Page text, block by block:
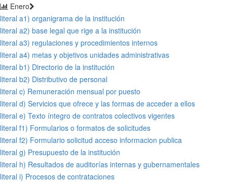
Enero
literal a1) organigrama de la institución
literal a2) base legal que rige a la institución
literal a3) regulaciones y procedimientos internos
literal a4) metas y objetivos unidades administrativas
literal b1) Directorio de la institución
literal b2) Distributivo de personal
literal c) Remuneración mensual por puesto
literal d) Servicios que ofrece y las formas de acceder a ellos
literal e) Texto íntegro de contratos colectivos vigentes
literal f1) Formularios o formatos de solicitudes
literal f2) Formulario solicitud acceso informacion publica
literal g) Presupuesto de la institución
literal h) Resultados de auditorías internas y gubernamentales
literal i) Procesos de contrataciones